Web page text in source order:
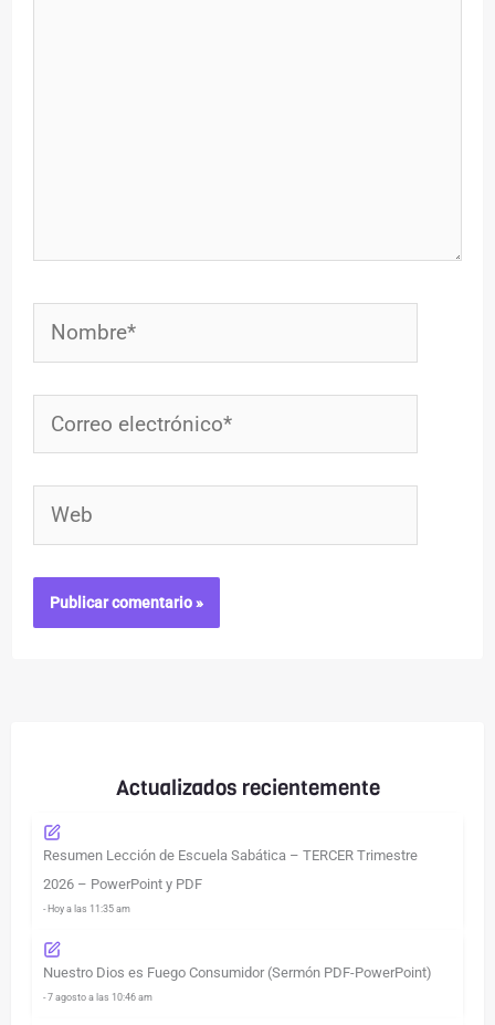
Actualizados recientemente
Resumen Lección de Escuela Sabática – TERCER Trimestre
2026 – PowerPoint y PDF
- Hoy a las 11:35 am
Nuestro Dios es Fuego Consumidor (Sermón PDF-PowerPoint)
- 7 agosto a las 10:46 am
Nombre*
Correo
electrónico*
Web